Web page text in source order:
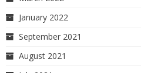
January 2022
September 2021
August 2021